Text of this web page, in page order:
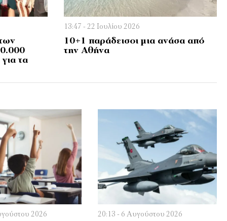
τα
13:47 - 22 Ιουλίου 2026
10+1 παράδεισοι μια ανάσα από
την Αθήνα
2026 20:13 - 6 Αυγούστου 2026